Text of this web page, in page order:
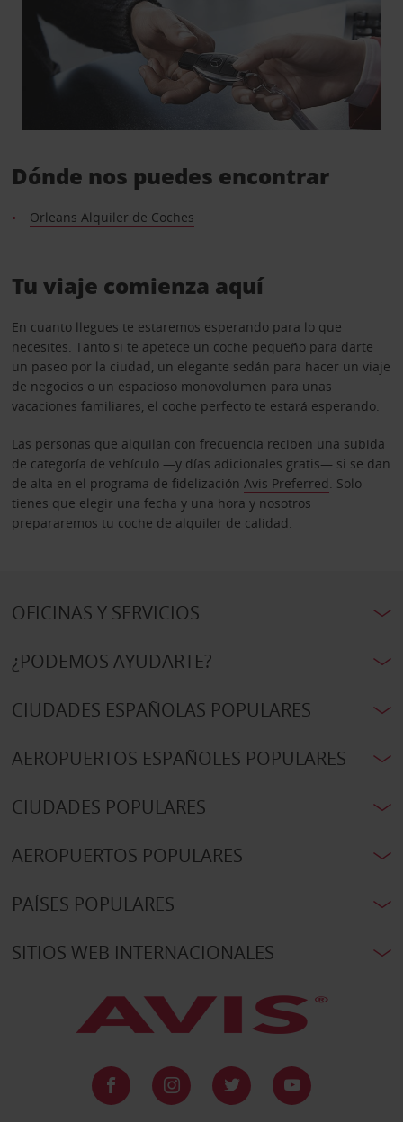
Dónde nos puedes encontrar
Orleans Alquiler de Coches
Tu viaje comienza aquí
En cuanto llegues te estaremos esperando para lo que
necesites. Tanto si te apetece un coche pequeño para darte
un paseo por la ciudad, un elegante sedán para hacer un viaje
de negocios o un espacioso monovolumen para unas
vacaciones familiares, el coche perfecto te estará esperando.
Las personas que alquilan con frecuencia reciben una subida
de categoría de vehículo —y días adicionales gratis— si se dan
de alta en el programa de fidelización Avis Preferred. Solo
tienes que elegir una fecha y una hora y nosotros
prepararemos tu coche de alquiler de calidad.
OFICINAS Y SERVICIOS
¿PODEMOS AYUDARTE?
CIUDADES ESPAÑOLAS POPULARES
AEROPUERTOS ESPAÑOLES POPULARES
CIUDADES POPULARES
AEROPUERTOS POPULARES
PAÍSES POPULARES
SITIOS WEB INTERNACIONALES